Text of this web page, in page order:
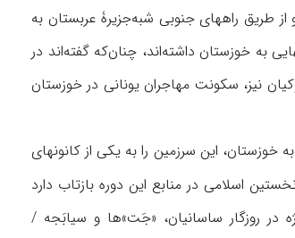
طریق راههای جنوبی شبه‌جزیرۀ عربستان به
۴۱، ۲۲۶). یونانیها نیز از دیرباز مهاجرتهایی به خوزستان داشته‌اند، چنان‌که گفته‌اند در
جنگی در این منطقه اسکان داده شدند (نک‍ : امام، ۷۷)؛ در دورۀ سلوکیان نیز، سکونت مهاجران یونانی در خوزستان
این سرزمین را به یکی از کانونهای
اسلامی در منابع این دوره بازتاب دارد
به‌ویژه در روزگار ساسانیان، «جَت»‌ها و سیابَجه /